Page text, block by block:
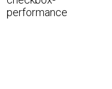
performance